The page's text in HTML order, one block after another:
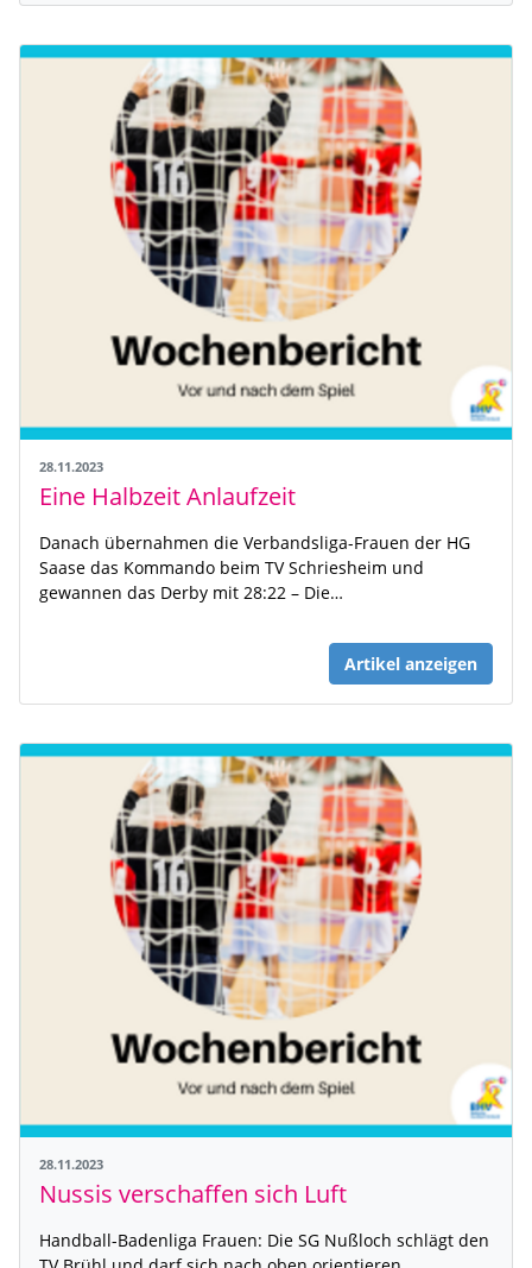
28.11.2023
Eine Halbzeit Anlaufzeit
Danach übernahmen die Verbandsliga-Frauen der HG
Saase das Kommando beim TV Schriesheim und
gewannen das Derby mit 28:22 – Die…
Artikel anzeigen
28.11.2023
Nussis verschaffen sich Luft
Handball-Badenliga Frauen: Die SG Nußloch schlägt den